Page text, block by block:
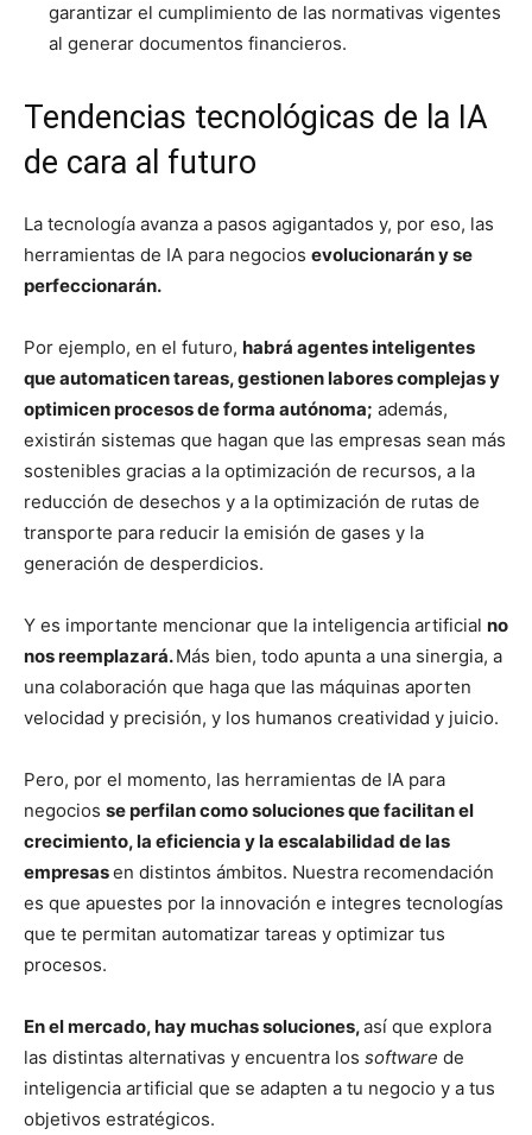
garantizar el cumplimiento de las normativas vigentes
al generar documentos financieros.
Tendencias tecnológicas de la IA
de cara al futuro
La tecnología avanza a pasos agigantados y, por eso, las
herramientas de IA para negocios evolucionarán y se
perfeccionarán.
Por ejemplo, en el futuro, habrá agentes inteligentes
que automaticen tareas, gestionen labores complejas y
optimicen procesos de forma autónoma; además,
existirán sistemas que hagan que las empresas sean más
sostenibles gracias a la optimización de recursos, a la
reducción de desechos y a la optimización de rutas de
transporte para reducir la emisión de gases y la
generación de desperdicios.
Y es importante mencionar que la inteligencia artificial no
nos reemplazará.Más bien, todo apunta a una sinergia, a
una colaboración que haga que las máquinas aporten
velocidad y precisión, y los humanos creatividad y juicio.
Pero, por el momento, las herramientas de IA para
negocios se perfilan como soluciones que facilitan el
crecimiento, la eficiencia y la escalabilidad de las
empresasen distintos ámbitos. Nuestra recomendación
es que apuestes por la innovación e integres tecnologías
que te permitan automatizar tareas y optimizar tus
procesos.
En el mercado, hay muchas soluciones,así que explora
las distintas alternativas y encuentra los software de
inteligencia artificial que se adapten a tu negocio y a tus
objetivos estratégicos.